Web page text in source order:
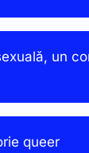
un
7. O scurtă istorie queer